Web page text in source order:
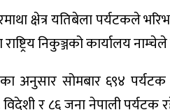
क्षेत्र यतिबेला पर्यटकले
निकुञ्जको कार्यालय
अनुसार सोमबार ६९४